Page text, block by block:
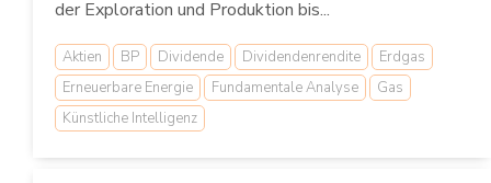
der Exploration und Produktion bis...
Aktien BP Dividende Dividendenrendite
Erdgas
Erneuerbare Energie
Fundamentale Analyse
Gas
Künstliche Intelligenz